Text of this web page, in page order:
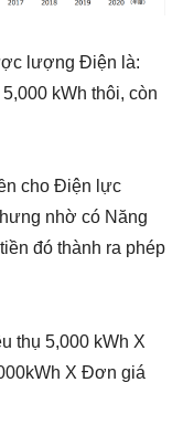
lượng Điện là:
kWh thôi, còn
cho Điện lực
nhờ có Năng
đó thành ra phép
thụ 5,000 kWh X
X Đơn giá